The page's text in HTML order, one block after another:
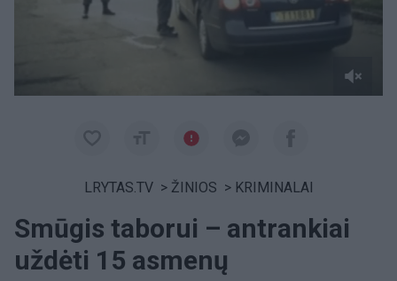
LRYTAS.TV > ŽINIOS > KRIMINALAI
Smūgis taborui – antrankiai
uždėti 15 asmenų